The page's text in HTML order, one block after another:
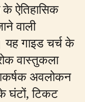
ऐतिहासिक
वाली
यह गाइड चर्च के
वास्तुकला
अवलोकन
घंटों, टिकट